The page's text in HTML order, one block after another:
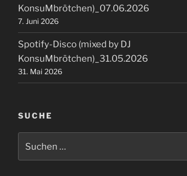
KonsuMbrötchen)_07.06.2026
7. Juni 2026
Spotify-Disco (mixed by DJ
KonsuMbrötchen)_31.05.2026
31. Mai 2026
SUCHE
nach: